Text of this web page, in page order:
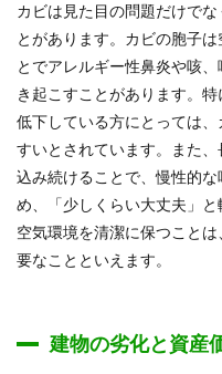
カビは見た目の問題だけで
とがあります。カビの胞子
とでアレルギー性鼻炎や咳
き起こすことがあります。
低下している方にとっては
すいとされています。また
込み続けることで、慢性的
め、「少しくらい大丈夫」
空気環境を清潔に保つこと
要なことといえます。
建物の劣化と資産